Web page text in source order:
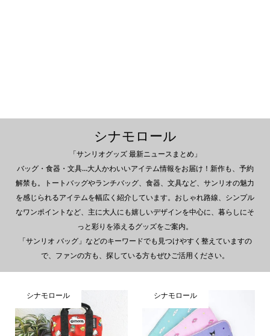
シナモロール
「サンリオグッズ 最新ニュースまとめ」
バッグ・食器・文具…大人かわいいアイテム情報をお届け！新作も、予約
解禁も。トートバッグやランチバッグ、食器、文具など、サンリオの魅力
を感じられるアイテムを幅広く紹介しています。おしゃれ路線、シンプル
なワンポイントなど、主に大人にも嬉しいデザインを中心に、暮らしにそ
っと彩りを添えるグッズをご案内。
「サンリオ バッグ」などのキーワードでも見つけやすく整えていますの
で、ファンの方も、探している方もぜひご活用ください。
シナモロール シナモロール